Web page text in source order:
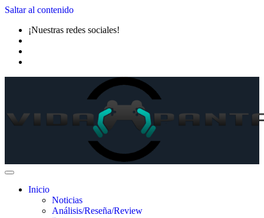
Saltar al contenido
¡Nuestras redes sociales!
Inicio
Noticias
Análisis/Reseña/Review